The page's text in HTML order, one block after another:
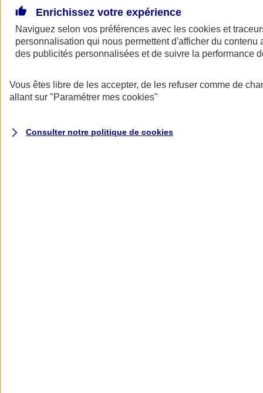
AXA Assurance
Enrichissez votre expérience
Naviguez selon vos préférences avec les cookies et
personnalisation qui nous permettent d'afficher du contenu
des publicités personnalisées et de suivre la performance
Vous êtes libre de les accepter, de les refuser comme de
allant sur "Paramétrer mes cookies"
Consulter notre politique de cookies